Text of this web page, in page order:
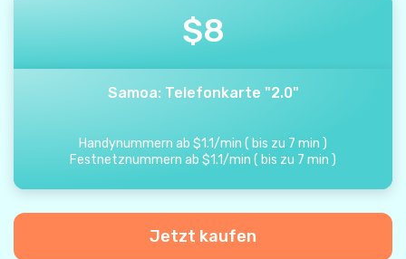
$8
Samoa: Telefonkarte "2.0"
Handynummern ab $1.1/min ( bis zu 7 min )
Festnetznummern ab $1.1/min ( bis zu 7 min )
Jetzt kaufen